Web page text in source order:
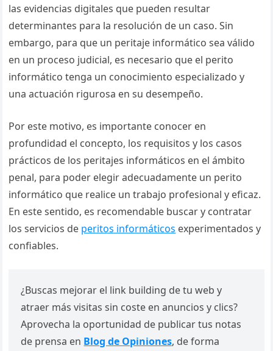
las evidencias digitales que pueden resultar
determinantes para la resolución de un caso. Sin
embargo, para que un peritaje informático sea válido
en un proceso judicial, es necesario que el perito
informático tenga un conocimiento especializado y
una actuación rigurosa en su desempeño.
Por este motivo, es importante conocer en
profundidad el concepto, los requisitos y los casos
prácticos de los peritajes informáticos en el ámbito
penal, para poder elegir adecuadamente un perito
informático que realice un trabajo profesional y eficaz.
En este sentido, es recomendable buscar y contratar
los servicios de peritos informáticos experimentados y
confiables.
¿Buscas mejorar el link building de tu web y
atraer más visitas sin coste en anuncios y clics?
Aprovecha la oportunidad de publicar tus notas
de prensa en Blog de Opiniones, de forma